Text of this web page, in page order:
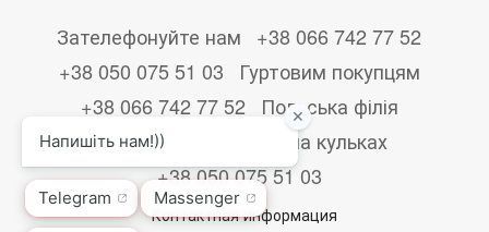
Зателефонуйте нам
+38 066 742 77 52
+38 050 075 51 03
Гуртовим покупцям
+38 066 742 77 52
Польська філія
+48533867723
Друк на кульках
+38 050 075 51 03
Контактная информация